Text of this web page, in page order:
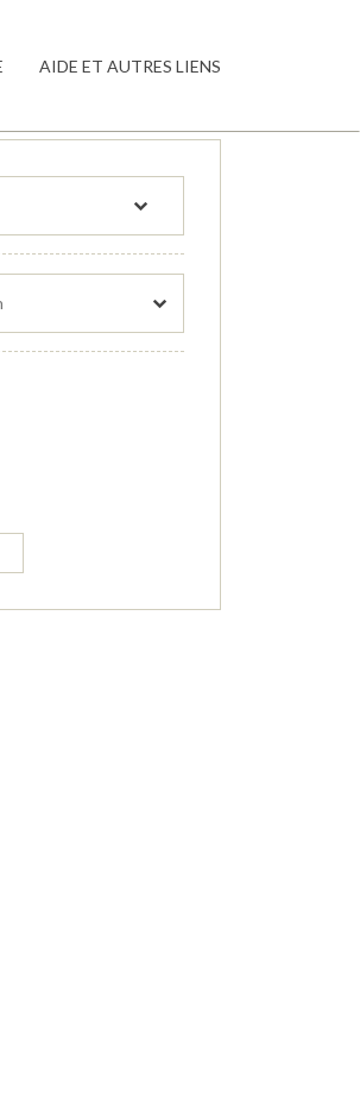
AIDE ET AUTRES LIENS